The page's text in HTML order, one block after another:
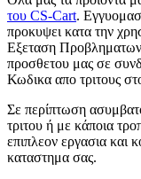
του CS-Cart.
προκυψει κατα την
Εξεταση
προσθετου μας σε
Κωδικα απο τριτους
Σε περίπτωση
τριτου ή με κάποια
επιπλεον εργασια και
καταστημα σας.